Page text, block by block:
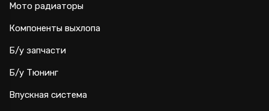
Мото радиаторы
Компоненты выхлопа
Б/у запчасти
Б/у Тюнинг
Впускная система